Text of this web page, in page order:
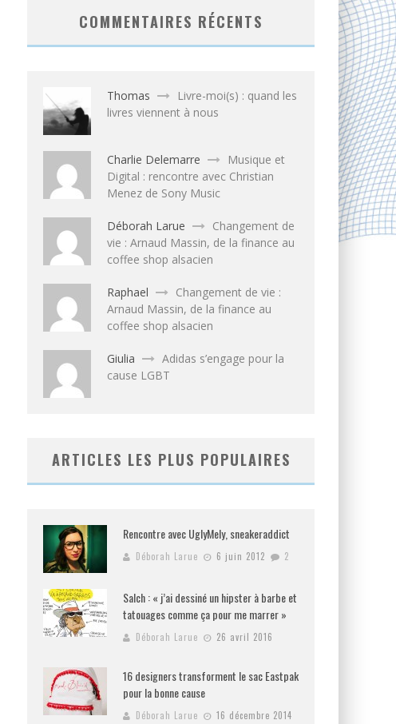
COMMENTAIRES RÉCENTS
Thomas
Livre-moi(s) : quand les
livres viennent à nous
Charlie Delemarre
Musique et
Digital : rencontre avec Christian
Menez de Sony Music
Déborah Larue
Changement de
vie : Arnaud Massin, de la finance au
coffee shop alsacien
Raphael
Changement de vie :
Arnaud Massin, de la finance au
coffee shop alsacien
Giulia
Adidas s’engage pour la
cause LGBT
ARTICLES LES PLUS POPULAIRES
Rencontre avec UglyMely, sneakeraddict
Déborah Larue 6 juin 2012 2
Salch : « j’ai dessiné un hipster à barbe et
tatouages comme ça pour me marrer »
Déborah Larue 26 avril 2016
16 designers transforment le sac Eastpak
pour la bonne cause
Déborah Larue 16 décembre 2014